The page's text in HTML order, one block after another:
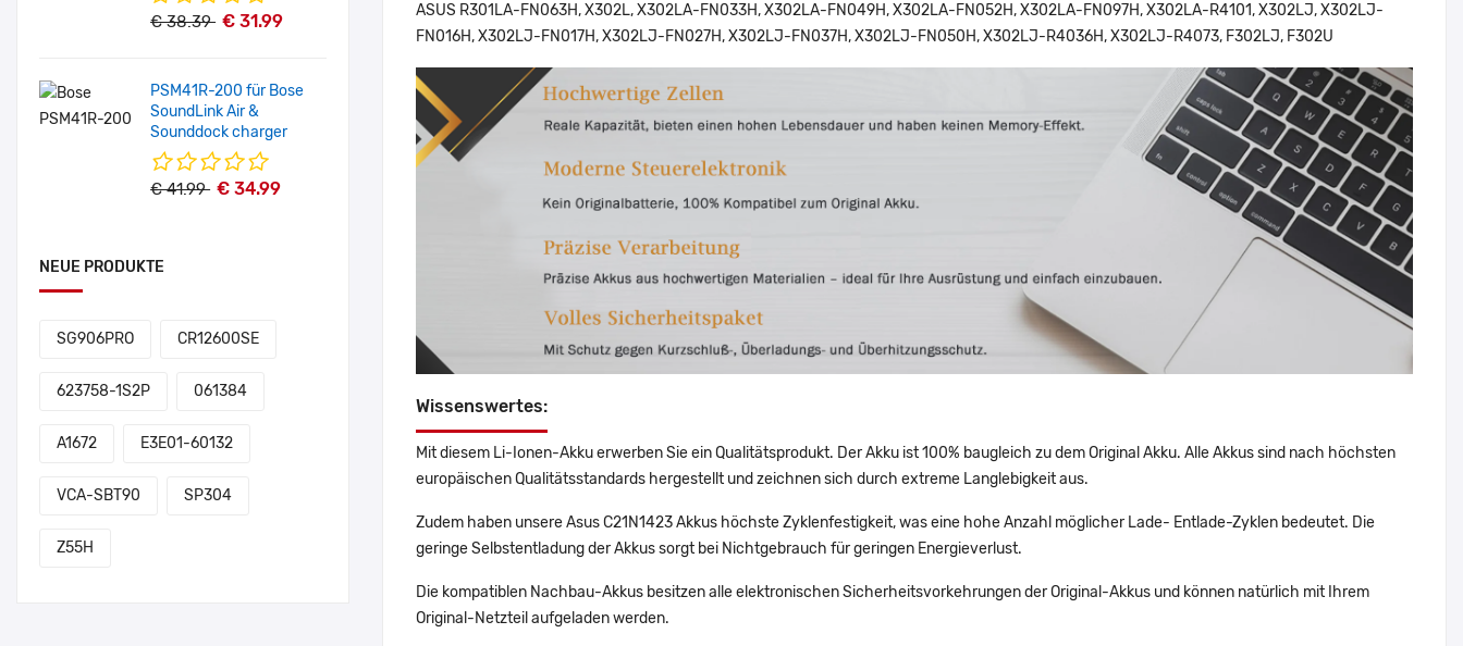
€ 38.39 € 31.99
PSM41R-200 für Bose
SoundLink Air &
Sounddock charger
€ 41.99 € 34.99
NEUE PRODUKTE
SG906PRO CR12600SE
623758-1S2P 061384
A1672 E3E01-60132
VCA-SBT90 SP304
Z55H
ASUS R301LA-FN063H, X302L, X302LA-FN033H, X302LA-FN049H, X302LA-FN052H, X302LA-FN097H, X302LA-R4101, X302LJ, X302LJ-
FN016H, X302LJ-FN017H, X302LJ-FN027H, X302LJ-FN037H, X302LJ-FN050H, X302LJ-R4036H, X302LJ-R4073, F302LJ, F302U
Wissenswertes:
Mit diesem Li-Ionen-Akku erwerben Sie ein Qualitätsprodukt. Der Akku ist 100% baugleich zu dem Original Akku. Alle Akkus sind nach höchsten
europäischen Qualitätsstandards hergestellt und zeichnen sich durch extreme Langlebigkeit aus.
Zudem haben unsere Asus C21N1423 Akkus höchste Zyklenfestigkeit, was eine hohe Anzahl möglicher Lade- Entlade-Zyklen bedeutet. Die
geringe Selbstentladung der Akkus sorgt bei Nichtgebrauch für geringen Energieverlust.
Die kompatiblen Nachbau-Akkus besitzen alle elektronischen Sicherheitsvorkehrungen der Original-Akkus und können natürlich mit Ihrem
Original-Netzteil aufgeladen werden.